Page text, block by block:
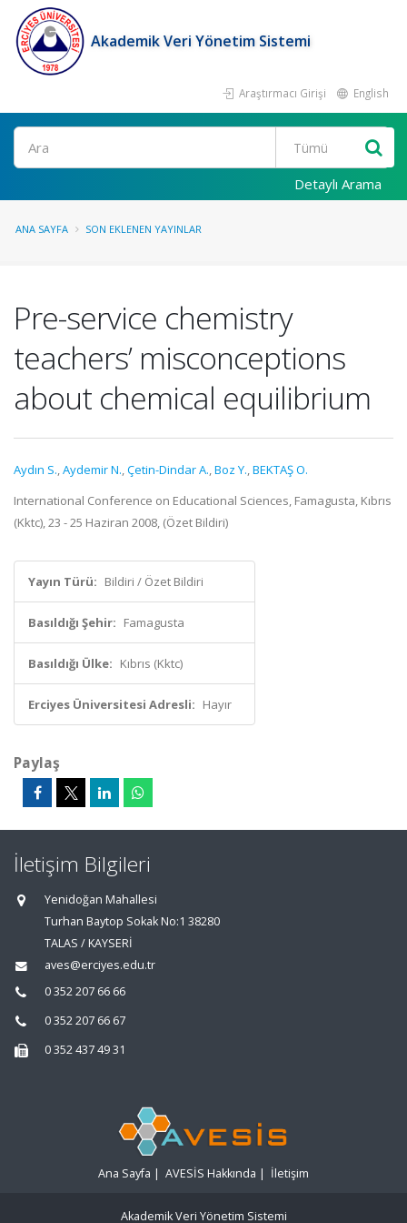
Akademik Veri Yönetim Sistemi
Araştırmacı Girişi English
Ara
Detaylı Arama
ANA SAYFA SON EKLENEN YAYINLAR
Pre-service chemistry
teachers’ misconceptions
about chemical equilibrium
Aydın S.,Aydemir N.,Çetin-Dindar A.,Boz Y.,BEKTAŞ O.
International Conference on Educational Sciences, Famagusta, Kıbrıs
(Kktc), 23 - 25 Haziran 2008, (Özet Bildiri)
Yayın Türü: Bildiri / Özet Bildiri
Basıldığı Şehir: Famagusta
Basıldığı Ülke: Kıbrıs (Kktc)
Erciyes Üniversitesi Adresli: Hayır
Paylaş
İletişim Bilgileri
Yenidoğan Mahallesi
Turhan Baytop Sokak No:1 38280
TALAS / KAYSERİ
aves@erciyes.edu.tr
0 352 207 66 66
0 352 207 66 67
0 352 437 49 31
Ana Sayfa | AVESİS Hakkında | İletişim
Akademik Veri Yönetim Sistemi